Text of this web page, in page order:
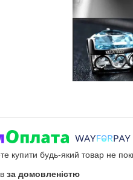
купити будь-який товар не
за домовленістю